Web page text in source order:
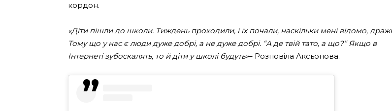
кордон.
«Діти пішли до школи. Тиждень проходили, і їх почали, наскільки мені відомо,
Тому що у нас є люди дуже добрі, а не дуже добрі. “А де твій тато, а що?” Якщо в
Інтернеті зубоскалять, то й діти у школі будуть»– Розповіла Аксьонова.